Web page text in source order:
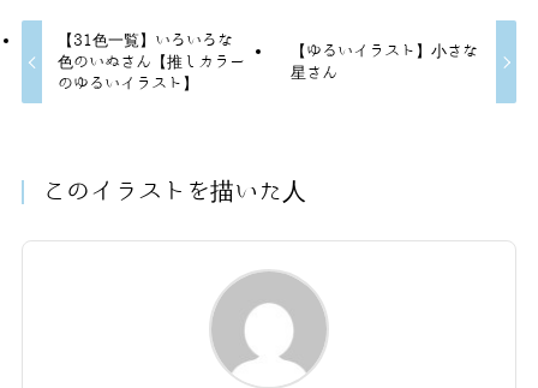
【31色一覧】いろいろな
色のいぬさん【推しカラー
のゆるいイラスト】
【ゆるいイラスト】小さな
星さん
このイラストを描いた人